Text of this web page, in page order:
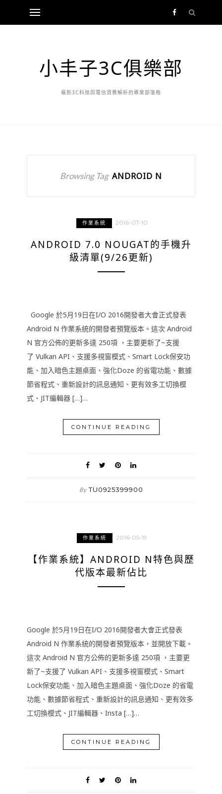
小丰子3C俱樂部
最新3C科技與電信資費解析的專業部落格
Browsing Tag ANDROID N
作業系統 2016-07-10
ANDROID 7.0 NOUGAT的手機升
級清單(9/26更新)
Google 於5月19日在I/O 2016開發者大會正式發表
Android N 作業系統的開發者預覽版本。這次 Android
N 官方公佈的更新多達 250項 ，主要更新了~支援
了 Vulkan API、支援多視窗模式、Smart Lock保安功
能、加入暗色主題桌面、強化Doze 的省電功能、數據
節省程式、重新設計的訊息通知、更有效多工切換模
式、JIT編輯器 […]…
CONTINUE READING
By TU0925399900
作業系統 2016-05-19
【作業系統】ANDROID N特色與歷
代版本最新佔比
Google 於5月19日在I/O 2016開發者大會正式發表
Android N 作業系統的開發者預覽版本，並開放下載。
這次 Android N 官方公佈的更新多達 250項 ，主要更
新了~支援了 Vulkan API、支援多視窗模式、Smart
Lock保安功能、加入暗色主題桌面、強化Doze 的省電
功能、數據節省程式、重新設計的訊息通知、更有效多
工切換模式、JIT編輯器、Insta […]…
CONTINUE READING